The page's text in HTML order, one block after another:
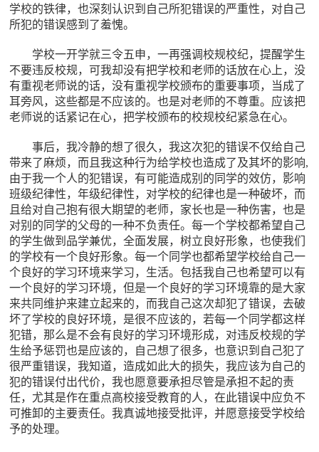
学校的铁律，也深刻认识到自己所犯错误的严重性，对自己
所犯的错误感到了羞愧。
学校一开学就三令五申，一再强调校规校纪，提醒学生
不要违反校规，可我却没有把学校和老师的话放在心上，没
有重视老师说的话，没有重视学校颁布的重要事项，当成了
耳旁风，这些都是不应该的。也是对老师的不尊重。应该把
老师说的话紧记在心，把学校颁布的校规校纪紧急在心。
事后，我冷静的想了很久，我这次犯的错误不仅给自己
带来了麻烦，而且我这种行为给学校也造成了及其坏的影响,
由于我一个人的犯错误，有可能造成别的同学的效仿，影响
班级纪律性，年级纪律性，对学校的纪律也是一种破坏，而
且给对自己抱有很大期望的老师，家长也是一种伤害，也是
对别的同学的父母的一种不负责任。每一个学校都希望自己
的学生做到品学兼优，全面发展，树立良好形象，也使我们
的学校有一个良好形象。每一个同学也都希望学校给自己一
个良好的学习环境来学习，生活。包括我自己也希望可以有
一个良好的学习环境，但是一个良好的学习环境靠的是大家
来共同维护来建立起来的，而我自己这次却犯了错误，去破
坏了学校的良好环境，是很不应该的，若每一个同学都这样
犯错，那么是不会有良好的学习环境形成，对违反校规的学
生给予惩罚也是应该的，自己想了很多，也意识到自己犯了
很严重错误，我知道，造成如此大的损失，我应该为自己的
犯的错误付出代价，我也愿意要承担尽管是承担不起的责
任，尤其是作在重点高校接受教育的人，在此错误中应负不
可推卸的主要责任。我真诚地接受批评，并愿意接受学校给
予的处理。